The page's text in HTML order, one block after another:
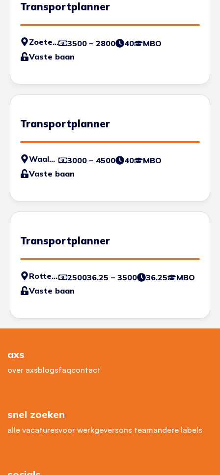
Transportplanner
Zoetermeer 3500 – 2800 40
MBO
Vaste baan
Transportplanner
Waalwijk 3000 – 4500 40
MBO
Vaste baan
Transportplanner
Rotterdam 250036.25 – 3500 36.25
MBO
Vaste baan
axs
over axsblogsfaqcontact
snel zoeken
alle vacaturesvoor werkgeversons teamandere labels